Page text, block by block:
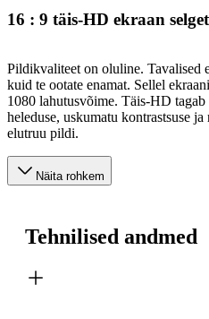
16 : 9 täis-HD ekraan
Pildikvaliteet on oluline. Tavalised
kuid te ootate enamat. Sellel
1080 lahutusvõime. Täis-HD
heleduse, uskumatu kontrastsuse
elutruu pildi.
Näita rohkem
Tehnilised andmed